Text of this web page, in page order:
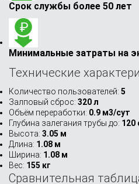
Срок службы более 50 лет
Минимальные затраты на
Технические
Количество пользователей: 5
Залповый сброс: 320 л
Объём переработки: 0.9 м3/сут
Глубина залегания трубы до: 120
Высота: 3.05 м
Длина: 1.08 м
Ширина: 1.08 м
Вес: 155 кг
Сравнительная